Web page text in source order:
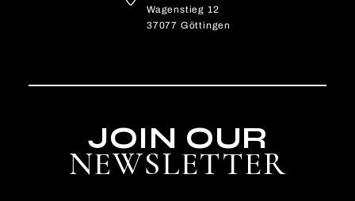
Wagenstieg 12
37077 Göttingen
JOIN OUR
NEWSLETTER